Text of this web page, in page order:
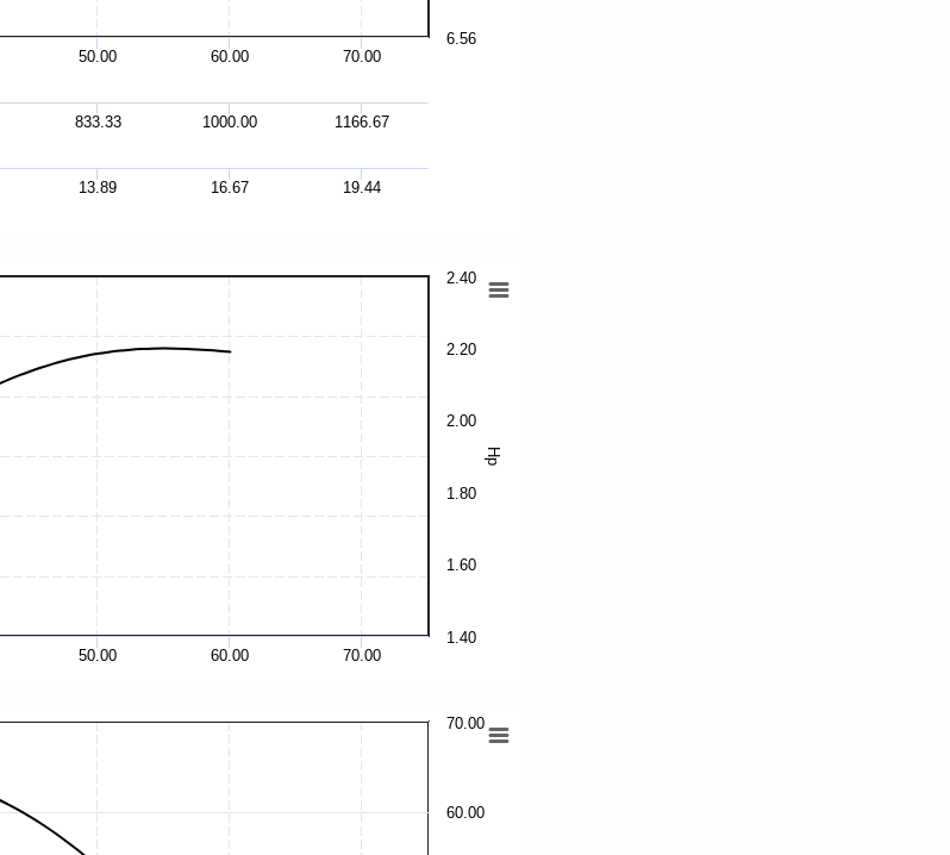
50.00 60.00 70.00
833.33 1000.00 1166.67
13.89 16.67 19.44
6.56
Hp
50.00 60.00 70.00
1.40
1.60
1.80
2.00
2.20
2.40
60.00
70.00